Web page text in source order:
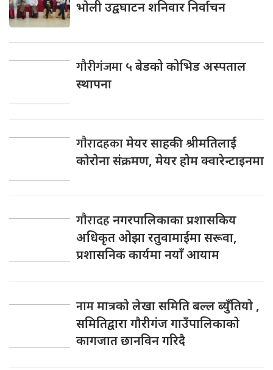
भाेली उद्वघाटन शनिवार निर्वाचन
गौरीगंजमा ५ बेडको कोभिड अस्पताल
स्थापना
गाैरादहकामेयर साहकी श्रीमतिलाई
काेराेना संक्रमण, मेयर हाेम क्वारेन्टाइनमा
गाैरादहनगरपालिकाका प्रशासकिय
अधिकृत ओझा रतुवामाईमा सरूवा,
प्रशासनिक कार्यमा नयाँ आयाम
नाममात्रकाे लेखा समिति बल्ल ब्युँतियाे ,
समितिद्वारा गाैरीगंज गाउँपालिकाकाे
कागजात छानविन गरिदै